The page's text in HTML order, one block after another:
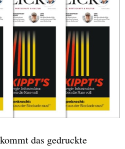
das gedruckte